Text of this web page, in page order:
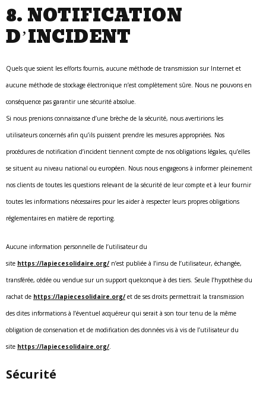
8. NOTIFICATION
D’INCIDENT
Quels que soient les efforts fournis, aucune méthode de transmission sur Internet et
aucune méthode de stockage électronique n’est complètement sûre. Nous ne pouvons en
conséquence pas garantir une sécurité absolue.
Si nous prenions connaissance d’une brèche de la sécurité, nous avertirions les
utilisateurs concernés afin qu’ils puissent prendre les mesures appropriées. Nos
procédures de notification d’incident tiennent compte de nos obligations légales, qu’elles
se situent au niveau national ou européen. Nous nous engageons à informer pleinement
nos clients de toutes les questions relevant de la sécurité de leur compte et à leur fournir
toutes les informations nécessaires pour les aider à respecter leurs propres obligations
réglementaires en matière de reporting.
Aucune information personnelle de l’utilisateur du
site https://lapiecesolidaire.org/ n’est publiée à l’insu de l’utilisateur, échangée,
transférée, cédée ou vendue sur un support quelconque à des tiers. Seule l’hypothèse du
rachat de https://lapiecesolidaire.org/ et de ses droits permettrait la transmission
des dites informations à l’éventuel acquéreur qui serait à son tour tenu de la même
obligation de conservation et de modification des données vis à vis de l’utilisateur du
site https://lapiecesolidaire.org/.
Sécurité